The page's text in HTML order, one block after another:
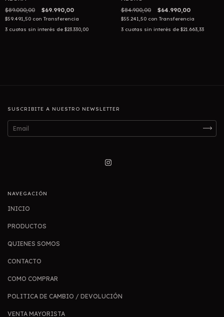
$89.000,00 $69.990,00
$59.491,50 con Transferencia
3 cuotas sin interés de $23.330,00
$84.900,00 $64.990,00
$55.241,50 con Transferencia
3 cuotas sin interés de $21.663,33
SUSCRIBITE A NUESTRO NEWSLETTER
NAVEGACIÓN
INICIO
PRODUCTOS
QUIENES SOMOS
CONTACTO
COMO COMPRAR
POLITICA DE CAMBIO / DEVOLUCIÓN
VENTA MAYORISTA